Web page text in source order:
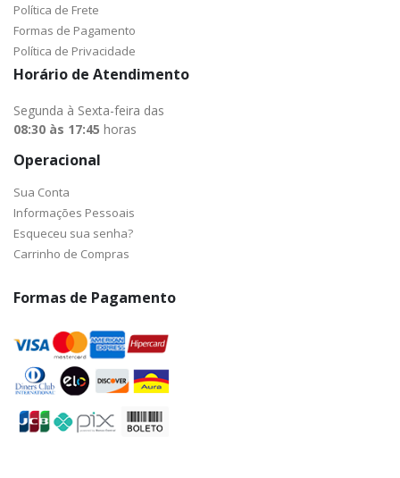
Política de Frete
Formas de Pagamento
Política de Privacidade
Horário de Atendimento
Segunda à Sexta-feira das
08:30 às 17:45 horas
Operacional
Sua Conta
Informações Pessoais
Esqueceu sua senha?
Carrinho de Compras
Formas de Pagamento